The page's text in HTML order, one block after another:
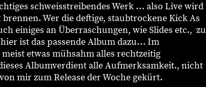
schweisstreibendes Werk … also Live wird
Wer die deftige, staubtrockene Kick As
einiges an Überraschungen, wie Slides etc., zu
ist das passende Album dazu… Im
etwas mühsahm alles rechtzeitig
Albumverdient alle Aufmerksamkeit., nicht
mir zum Release der Woche gekürt.